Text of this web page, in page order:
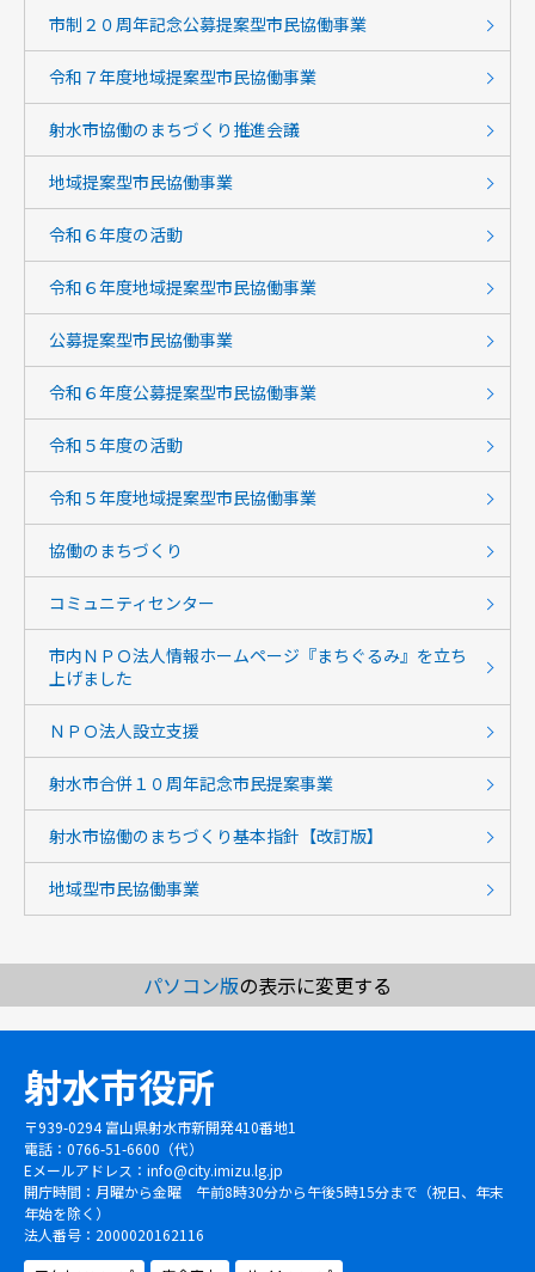
市制２０周年記念公募提案型市民協働事業
令和７年度地域提案型市民協働事業
射水市協働のまちづくり推進会議
地域提案型市民協働事業
令和６年度の活動
令和６年度地域提案型市民協働事業
公募提案型市民協働事業
令和６年度公募提案型市民協働事業
令和５年度の活動
令和５年度地域提案型市民協働事業
協働のまちづくり
コミュニティセンター
市内ＮＰＯ法人情報ホームページ『まちぐるみ』を立ち
上げました
ＮＰＯ法人設立支援
射水市合併１０周年記念市民提案事業
射水市協働のまちづくり基本指針【改訂版】
地域型市民協働事業
パソコン版の表示に変更する
射水市役所
〒939-0294 富山県射水市新開発410番地1
電話：0766-51-6600（代）
Eメールアドレス： info@city.imizu.lg.jp
開庁時間：月曜から金曜 午前8時30分から午後5時15分まで（祝日、年末
年始を除く）
法人番号：2000020162116